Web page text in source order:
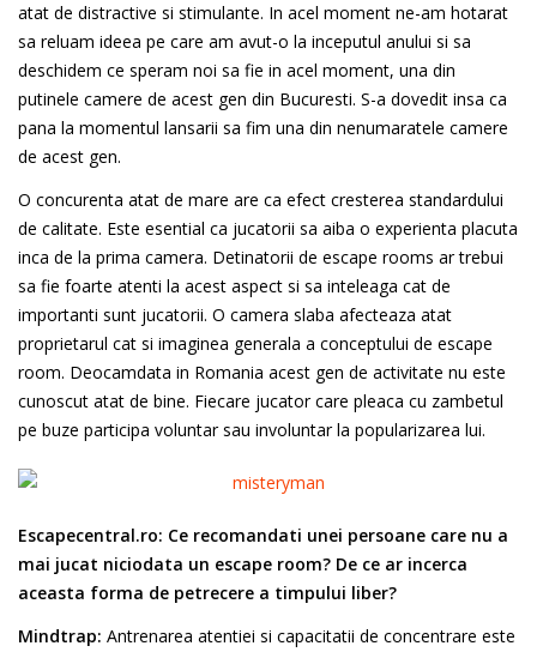
atat de distractive si stimulante. In acel moment ne-am hotarat
sa reluam ideea pe care am avut-o la inceputul anului si sa
deschidem ce speram noi sa fie in acel moment, una din
putinele camere de acest gen din Bucuresti. S-a dovedit insa ca
pana la momentul lansarii sa fim una din nenumaratele camere
de acest gen.
O concurenta atat de mare are ca efect cresterea standardului
de calitate. Este esential ca jucatorii sa aiba o experienta placuta
inca de la prima camera. Detinatorii de escape rooms ar trebui
sa fie foarte atenti la acest aspect si sa inteleaga cat de
importanti sunt jucatorii. O camera slaba afecteaza atat
proprietarul cat si imaginea generala a conceptului de escape
room. Deocamdata in Romania acest gen de activitate nu este
cunoscut atat de bine. Fiecare jucator care pleaca cu zambetul
pe buze participa voluntar sau involuntar la popularizarea lui.
Escapecentral.ro: Ce recomandati unei persoane care nu a
mai jucat niciodata un escape room? De ce ar incerca
aceasta forma de petrecere a timpului liber?
Mindtrap: Antrenarea atentiei si capacitatii de concentrare este